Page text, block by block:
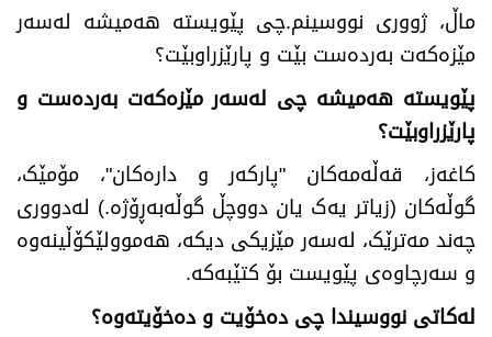
ماڵ، ژووری نووسینم.چی پێویستە هەمیشە لەسەر
مێزەکەت بەردەست بێت و پارێزراوبێت؟
پێویستە هەمیشە چی لەسەر مێزەکەت بەردەست و
پارێزراوبێت؟
کاغەز، قەڵەمەکان "پارکەر و دارەکان"، مۆمێک،
گوڵەکان (زیاتر یەک یان دووچڵ گوڵەبەڕۆژە.) لەدووری
چەند مەترێک، لەسەر مێزیکی دیکە، هەموولێکۆڵینەوە
و سەرچاوەی پێویست بۆ کتێبەکە.
لەکاتی نووسیندا چی دەخۆیت و دەخۆیتەوە؟